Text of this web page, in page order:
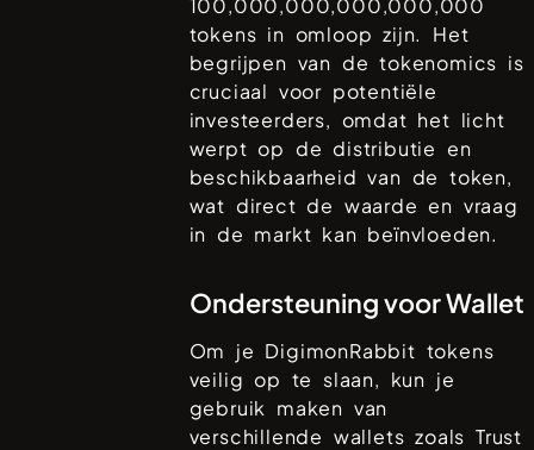
100,000,000,000,000,000
tokens in omloop zijn. Het
begrijpen van de tokenomics is
cruciaal voor potentiële
investeerders, omdat het licht
werpt op de distributie en
beschikbaarheid van de token,
wat direct de waarde en vraag
in de markt kan beïnvloeden.
Ondersteuning voor Wallet
Om je DigimonRabbit tokens
veilig op te slaan, kun je
gebruik maken van
verschillende wallets zoalsTrust